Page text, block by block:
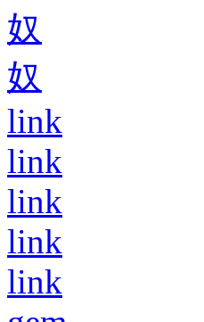
奴
奴
link
link
link
link
link